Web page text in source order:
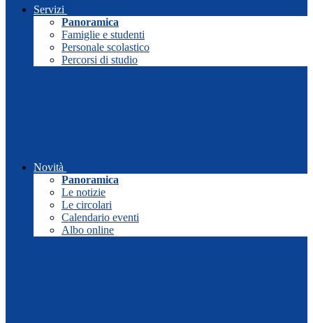
Servizi
Panoramica
Famiglie e studenti
Personale scolastico
Percorsi di studio
Novità
Panoramica
Le notizie
Le circolari
Calendario eventi
Albo online